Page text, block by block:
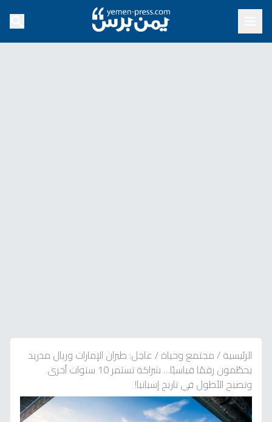
الرئيسية/مجتمع وحياة/عاجل: طيران الإمارات وريال مدريد
يحطّمون رقمًا قياسيًا… شراكة تستمر 10 سنوات أخرى
وتصبح الأطول في تاريخ إسبانيا!